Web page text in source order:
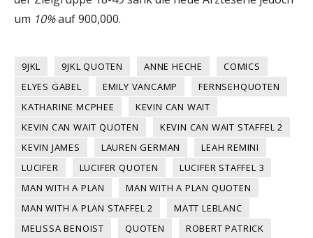
um 10%auf 900,000.
9JKL 9JKL QUOTEN ANNE HECHE
COMICS
ELYES GABEL
EMILY VANCAMP
FERNSEHQUOTEN
KATHARINE MCPHEE
KEVIN CAN WAIT
KEVIN CAN WAIT QUOTEN
KEVIN CAN WAIT STAFFEL 2
KEVIN JAMES
LAUREN GERMAN
LEAH REMINI
LUCIFER
LUCIFER QUOTEN
LUCIFER STAFFEL 3
MAN WITH A PLAN
MAN WITH A PLAN QUOTEN
MAN WITH A PLAN STAFFEL 2
MATT LEBLANC
MELISSA BENOIST
QUOTEN
ROBERT PATRICK